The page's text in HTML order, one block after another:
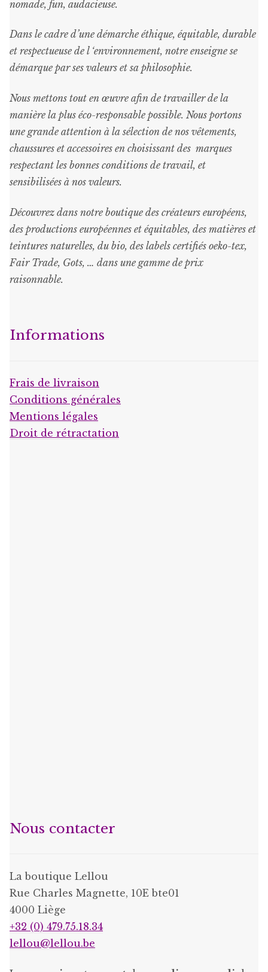
nomade, fun, audacieuse.
Dans le cadre d’une démarche éthique, équitable, durable
et respectueuse de l ‘environnement, notre enseigne se
démarque par ses valeurs et sa philosophie.
Nous mettons tout en œuvre afin de travailler de la
manière la plus éco-responsable possible. Nous portons
une grande attention à la sélection de nos vêtements,
chaussures et accessoires en choisissant des marques
respectant les bonnes conditions de travail, et
sensibilisées à nos valeurs.
Découvrez dans notre boutique des créateurs européens,
des productions européennes et équitables, des matières et
teintures naturelles, du bio, des labels certifiés oeko-tex,
Fair Trade, Gots, … dans une gamme de prix
raisonnable.
Informations
Frais de livraison
Conditions générales
Mentions légales
Droit de rétractation
Nous contacter
La boutique Lellou
Rue Charles Magnette, 10E bte01
4000 Liège
+32 (0) 479.75.18.34
lellou@lellou.be